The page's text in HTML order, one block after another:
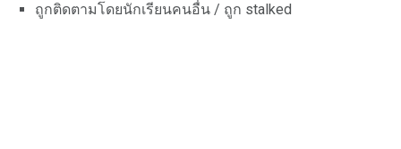
ถูกติดตามโดยนักเรียนคนอื่น / ถูก stalked